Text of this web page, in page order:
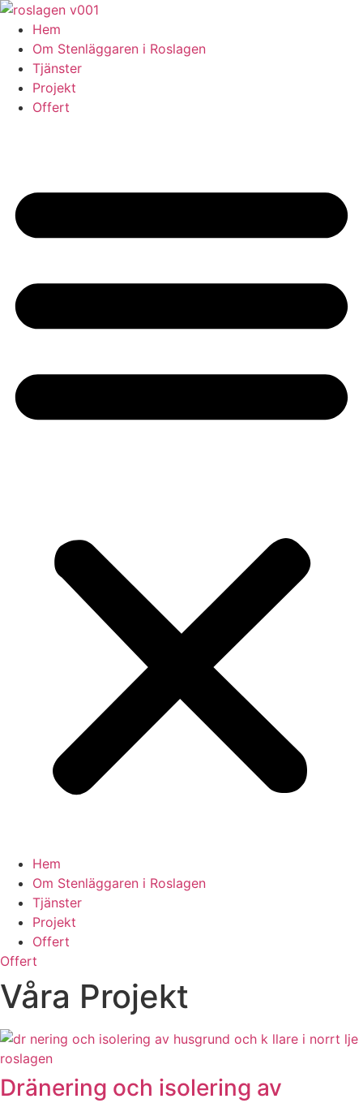
Skip
content
Hem
Om Stenläggaren i Roslagen
Tjänster
Projekt
Offert
Hem
Om Stenläggaren i Roslagen
Tjänster
Projekt
Offert
Offert
Våra Projekt
Dränering och isolering av